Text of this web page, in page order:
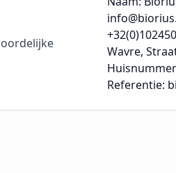
Wavre,
Referentie: